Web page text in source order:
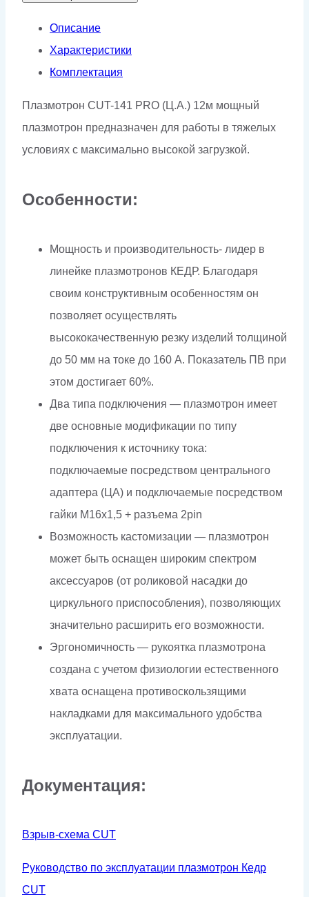
141
PRO
(Ц.А.)
Описание
Характеристики
Комплектация
Плазмотрон CUT-141 PRO (Ц.А.) 12м мощный
плазмотрон предназначен для работы в тяжелых
условиях с максимально высокой загрузкой.
Особенности:
Мощность и производительность- лидер в
линейке плазмотронов КЕДР. Благодаря
своим конструктивным особенностям он
позволяет осуществлять
высококачественную резку изделий толщиной
до 50 мм на токе до 160 А. Показатель ПВ при
этом достигает 60%.
Два типа подключения — плазмотрон имеет
две основные модификации по типу
подключения к источнику тока:
подключаемые посредством центрального
адаптера (ЦА) и подключаемые посредством
гайки М16х1,5 + разъема 2pin
Возможность кастомизации — плазмотрон
может быть оснащен широким спектром
аксессуаров (от роликовой насадки до
циркульного приспособления), позволяющих
значительно расширить его возможности.
Эргономичность — рукоятка плазмотрона
создана с учетом физиологии естественного
хвата оснащена противоскользящими
накладками для максимального удобства
эксплуатации.
Документация:
Взрыв-схема CUT
Руководство по эксплуатации плазмотрон Кедр
CUT